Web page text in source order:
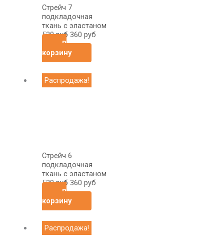
Стрейч 7
подкладочная
ткань с эластаном
520руб 360 руб
В
корзину
Распродажа!
Стрейч 6
подкладочная
ткань с эластаном
520руб
Первоначальная
цена
360 руб
В
корзину
Распродажа!Первоначальная
цена